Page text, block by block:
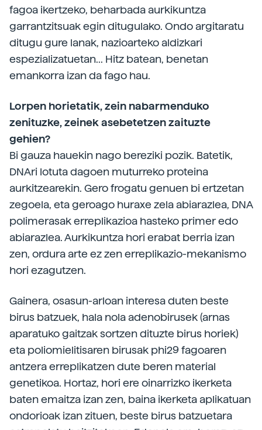
fagoa ikertzeko, beharbada aurkikuntza
garrantzitsuak egin ditugulako. Ondo argitaratu
ditugu gure lanak, nazioarteko aldizkari
espezializatuetan... Hitz batean, benetan
emankorra izan da fago hau.
Lorpen horietatik, zein nabarmenduko
zenituzke, zeinek asebetetzen zaituzte
gehien?
Bi gauza hauekin nago bereziki pozik. Batetik,
DNAri lotuta dagoen muturreko proteina
aurkitzearekin. Gero frogatu genuen bi ertzetan
zegoela, eta geroago huraxe zela abiarazlea, DNA
polimerasak erreplikazioa hasteko primer edo
abiarazlea. Aurkikuntza hori erabat berria izan
zen, ordura arte ez zen erreplikazio-mekanismo
hori ezagutzen.
Gainera, osasun-arloan interesa duten beste
birus batzuek, hala nola adenobirusek (arnas
aparatuko gaitzak sortzen dituzte birus horiek)
eta poliomielitisaren birusak phi29 fagoaren
antzera erreplikatzen dute beren material
genetikoa. Hortaz, hori ere oinarrizko ikerketa
baten emaitza izan zen, baina ikerketa aplikatuan
ondorioak izan zituen, beste birus batzuetara